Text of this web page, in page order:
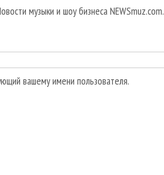
музыки и шоу бизнеса NEWSmuz.com.
вашему имени пользователя.